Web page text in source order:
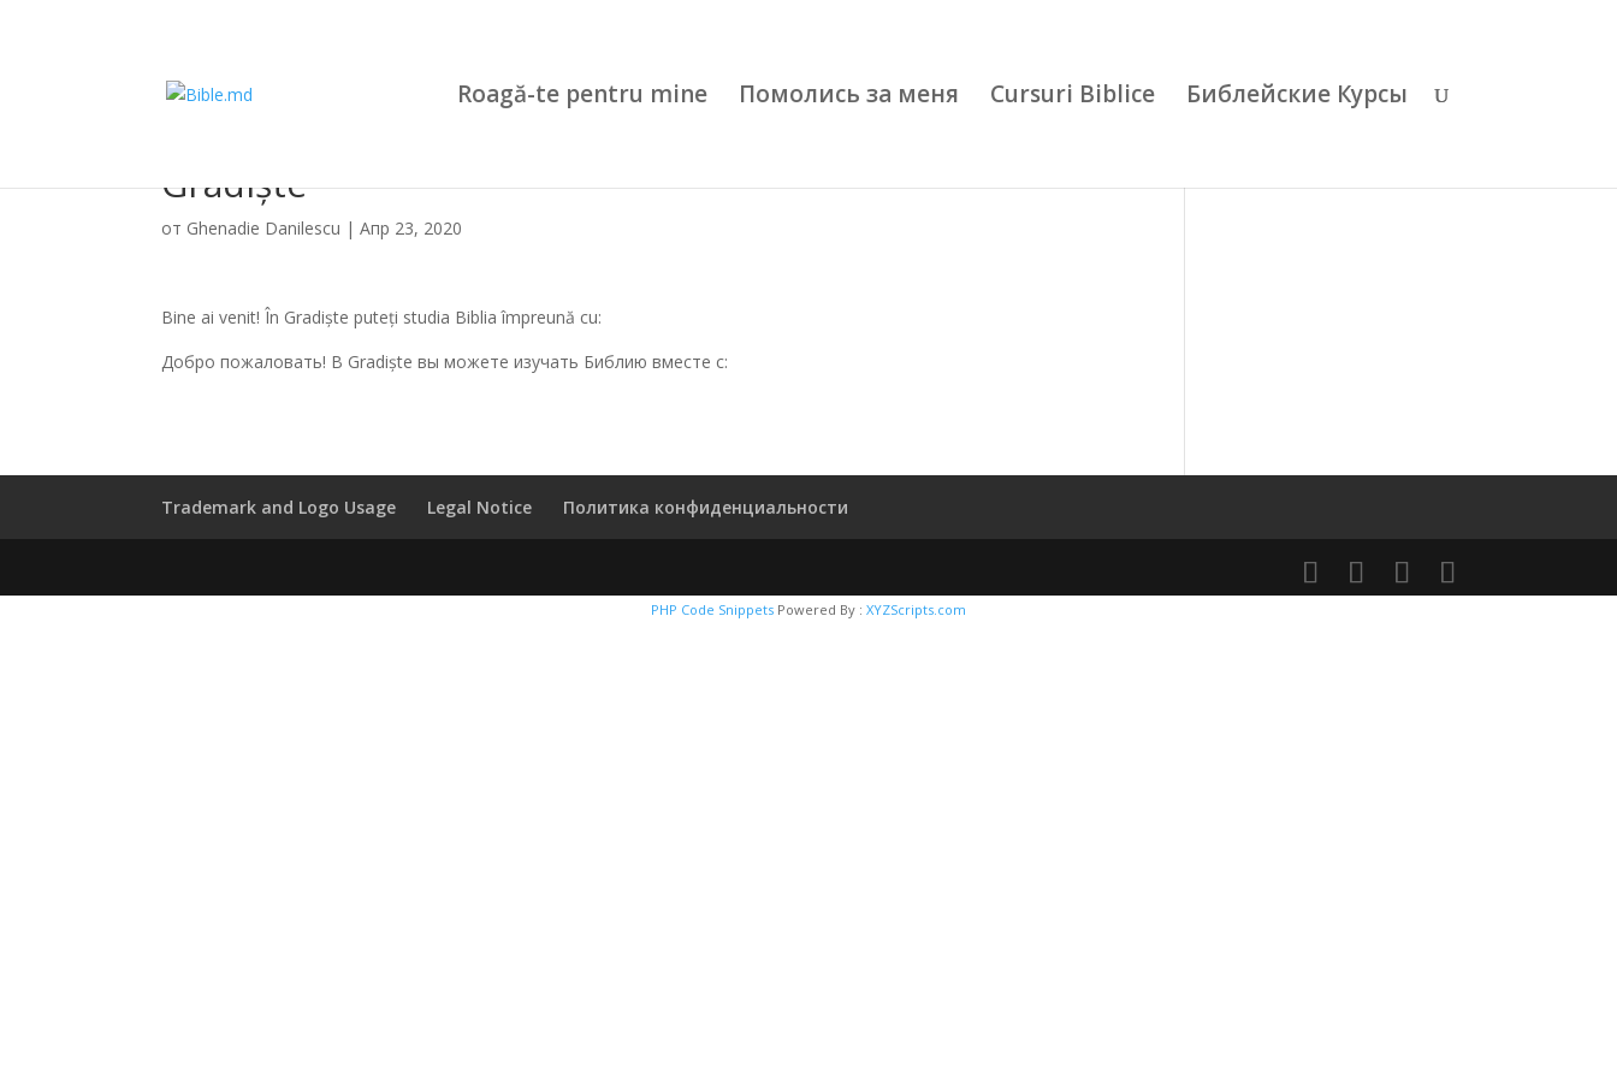
Roagă-te pentru mine Помолись за меня Cursuri Biblice Библейские Курсы
Gradiște
от Ghenadie Danilescu |Апр 23, 2020
Bine ai venit! În Gradiște puteți studia Biblia împreună cu:
Добро пожаловать! В Gradiște вы можете изучать Библию вместе с:
Trademark and Logo Usage Legal Notice Политика конфиденциальности
PHP Code Snippets Powered By : XYZScripts.com